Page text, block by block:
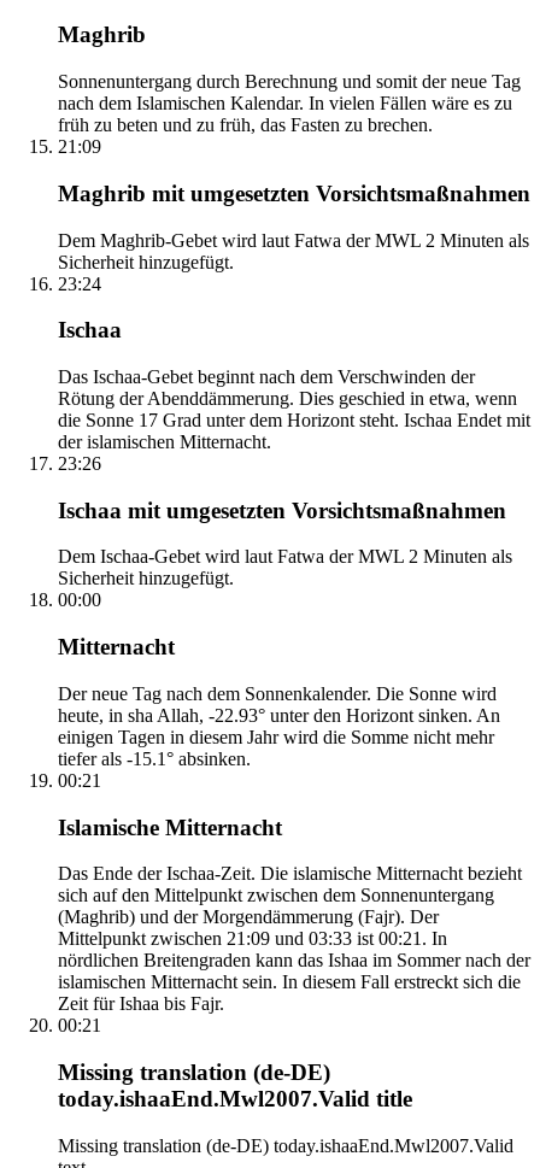
Maghrib
Sonnenuntergang durch Berechnung und somit der neue Tag
nach dem Islamischen Kalendar. In vielen Fällen wäre es zu
früh zu beten und zu früh, das Fasten zu brechen.
21:09
Maghrib mit umgesetzten Vorsichtsmaßnahmen
Dem Maghrib-Gebet wird laut Fatwa der MWL 2 Minuten als
Sicherheit hinzugefügt.
23:24
Ischaa
Das Ischaa-Gebet beginnt nach dem Verschwinden der
Rötung der Abenddämmerung. Dies geschied in etwa, wenn
die Sonne 17 Grad unter dem Horizont steht. Ischaa Endet mit
der islamischen Mitternacht.
23:26
Ischaa mit umgesetzten Vorsichtsmaßnahmen
Dem Ischaa-Gebet wird laut Fatwa der MWL 2 Minuten als
Sicherheit hinzugefügt.
00:00
Mitternacht
Der neue Tag nach dem Sonnenkalender. Die Sonne wird
heute, in sha Allah, -22.93° unter den Horizont sinken. An
einigen Tagen in diesem Jahr wird die Somme nicht mehr
tiefer als -15.1° absinken.
00:21
Islamische Mitternacht
Das Ende der Ischaa-Zeit. Die islamische Mitternacht bezieht
sich auf den Mittelpunkt zwischen dem Sonnenuntergang
(Maghrib) und der Morgendämmerung (Fajr). Der
Mittelpunkt zwischen 21:09 und 03:33 ist 00:21. In
nördlichen Breitengraden kann das Ishaa im Sommer nach der
islamischen Mitternacht sein. In diesem Fall erstreckt sich die
Zeit für Ishaa bis Fajr.
00:21
Missing translation (de-DE)
today.ishaaEnd.Mwl2007.Valid title
Missing translation (de-DE) today.ishaaEnd.Mwl2007.Valid